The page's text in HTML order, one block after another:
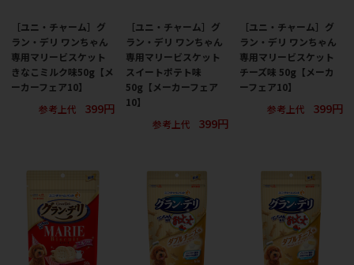
［ユニ・チャーム］グ
ラン・デリ ワンちゃん
専用マリービスケット
きなこミルク味50g【メ
ーカーフェア10】
参考上代
399円
［ユニ・チャーム］グ
ラン・デリ ワンちゃん
専用マリービスケット
スイートポテト味
50g【メーカーフェア
10】
参考上代
399円
［ユニ・チャーム］グ
ラン・デリ ワンちゃん
専用マリービスケット
チーズ味 50g【メーカ
ーフェア10】
参考上代
399円